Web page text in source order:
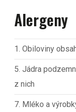
Alergeny
1. Obiloviny
5. Jádra
z nich
7. Mléko a